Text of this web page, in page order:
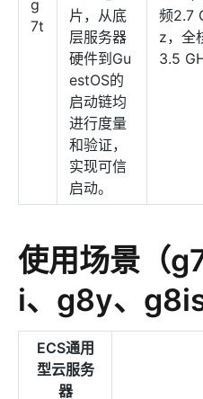
g
7t
片，从底
层服务器
硬件到Gu
estOS的
启动链均
进行度量
和验证，
实现可信
启动。
频2.7
z，全
3.5
使用场景（
i、g8y、
ECS通用
型云服务
器